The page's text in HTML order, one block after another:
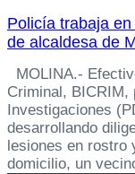
Policía trabaja
de alcaldesa de
MOLINA.-
Criminal, BICRIM,
Investigaciones
desarrollando
lesiones en rostro
domicilio, un